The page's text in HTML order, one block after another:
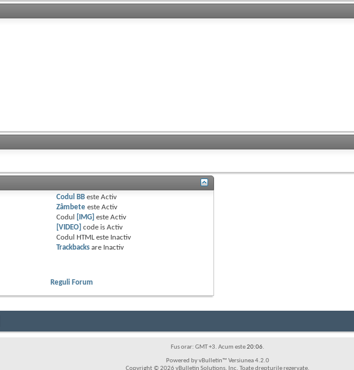
Codul BB esteActiv
Zâmbete esteActiv
Codul
[IMG] esteActiv
[VIDEO] code isActiv
Codul HTML este Inactiv
Trackbacks are Inactiv
Reguli Forum
Fus orar: GMT +3. Acum este20:06.
Powered by vBulletin™ Versiunea 4.2.0